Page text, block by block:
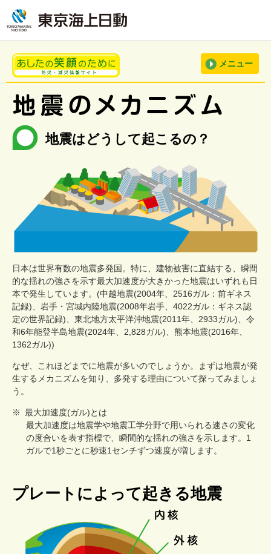
メニュー
地震はどうして起こるの？
日本は世界有数の地震多発国。特に、建物被害に直結する、瞬間
的な揺れの強さを示す最大加速度が大きかった地震はいずれも日
本で発生しています。(中越地震(2004年、2516ガル：前ギネス
記録)、岩手・宮城内陸地震(2008年岩手、4022ガル：ギネス認
定の世界記録)、東北地方太平洋沖地震(2011年、2933ガル)、令
和6年能登半島地震(2024年、2,828ガル)、熊本地震(2016年、
1362ガル))
なぜ、これほどまでに地震が多いのでしょうか。まずは地震が発
生するメカニズムを知り、多発する理由について探ってみましょ
う。
※ 最大加速度(ガル)とは
最大加速度は地震学や地震工学分野で用いられる速さの変化
の度合いを表す指標で、瞬間的な揺れの強さを示します。1
ガルで1秒ごとに秒速1センチずつ速度が増します。
プレートによって起きる地震